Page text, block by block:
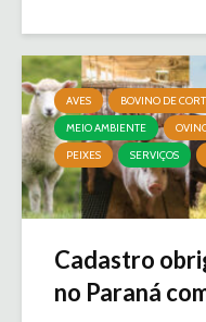
AVES BOVINO DE
MEIO AMBIENTE
PEIXES
SERVIÇOS
Cadastro
no Paraná